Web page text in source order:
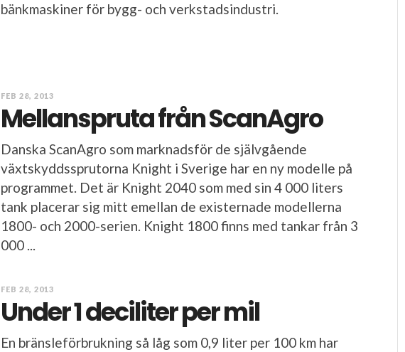
bänkmaskiner för bygg- och verkstadsindustri.
FEB 28, 2013
Mellanspruta från ScanAgro
Danska ScanAgro som marknadsför de självgående
växtskyddssprutorna Knight i Sverige har en ny modelle på
programmet. Det är Knight 2040 som med sin 4 000 liters
tank placerar sig mitt emellan de existernade modellerna
1800- och 2000-serien. Knight 1800 finns med tankar från 3
000 ...
FEB 28, 2013
Under 1 deciliter per mil
En bränsleförbrukning så låg som 0,9 liter per 100 km har